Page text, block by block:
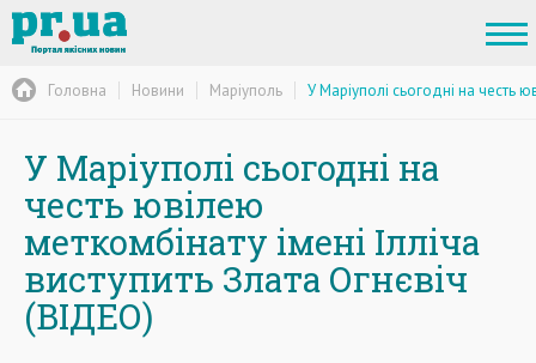
Головна Новини Маріуполь У Маріуполі сьогодні на честь
У Маріуполі сьогодні на
честь ювілею
меткомбінату імені Ілліча
виступить Злата Огнєвіч
(ВІДЕО)